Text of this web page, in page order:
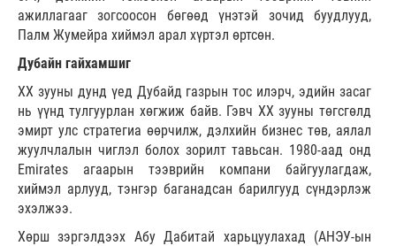
ажиллагааг зогсоосон бөгөөд үнэтэй зочид буудлууд,
Палм Жумейра хиймэл арал хүртэл өртсөн.
Дубайн гайхамшиг
XX зууны дунд үед Дубайд газрын тос илэрч, эдийн засаг
нь үүнд тулгуурлан хөгжиж байв. Гэвч XX зууны төгсгөлд
эмирт улс стратегиа өөрчилж, дэлхийн бизнес төв, аялал
жуулчлалын чиглэл болох зорилт тавьсан. 1980-аад онд
Emirates агаарын тээврийн компани байгуулагдаж,
хиймэл арлууд, тэнгэр баганадсан барилгууд сүндэрлэж
эхэлжээ.
Хөрш зэргэлдээх Абу Дабитай харьцуулахад (АНЭУ-ын